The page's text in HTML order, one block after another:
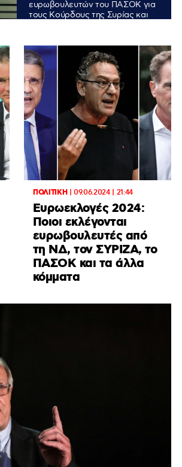
ευρωβουλευτών του ΠΑΣΟΚ για
τους Κούρδους της Συρίας και
ΠΟΛΙΤΙΚΗ|09.06.2024 | 21:44
Ευρωεκλογές 2024:
Ποιοι εκλέγονται
ευρωβουλευτές από
τη ΝΔ, τον ΣΥΡΙΖΑ, το
ΠΑΣΟΚ και τα άλλα
κόμματα